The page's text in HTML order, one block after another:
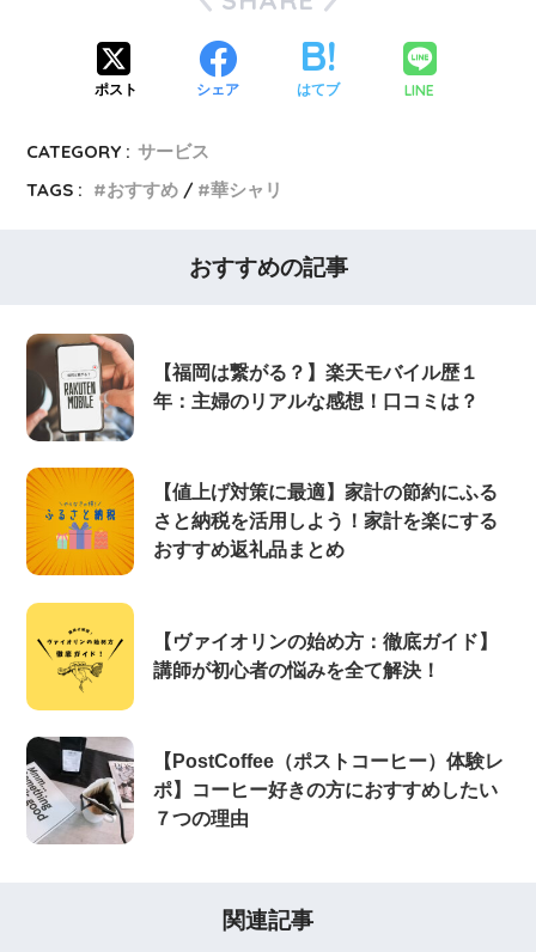
ポスト シェア はてブ LINE
CATEGORY : サービス
TAGS :
おすすめ 華シャリ
おすすめの記事
【福岡は繋がる？】楽天モバイル歴１
年：主婦のリアルな感想！口コミは？
【値上げ対策に最適】家計の節約にふる
さと納税を活用しよう！家計を楽にする
おすすめ返礼品まとめ
【ヴァイオリンの始め方：徹底ガイド】
講師が初心者の悩みを全て解決！
【PostCoffee（ポストコーヒー）体験レ
ポ】コーヒー好きの方におすすめしたい
７つの理由
関連記事